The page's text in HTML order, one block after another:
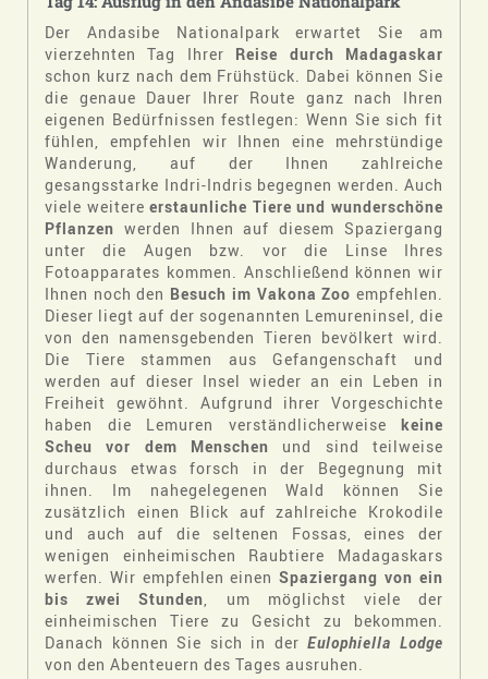
Der Andasibe Nationalpark erwartet Sie am
vierzehnten Tag Ihrer Reise durch Madagaskar
schon kurz nach dem Frühstück. Dabei können Sie
die genaue Dauer Ihrer Route ganz nach Ihren
eigenen Bedürfnissen festlegen: Wenn Sie sich fit
fühlen, empfehlen wir Ihnen eine mehrstündige
Wanderung, auf der Ihnen zahlreiche
gesangsstarke Indri-Indris begegnen werden. Auch
viele weitereerstaunliche Tiere und wunderschöne
Pflanzen werden Ihnen auf diesem Spaziergang
unter die Augen bzw. vor die Linse Ihres
Fotoapparates kommen. Anschließend können wir
Ihnen noch den Besuch im Vakona Zoo empfehlen.
Dieser liegt auf der sogenannten Lemureninsel, die
von den namensgebenden Tieren bevölkert wird.
Die Tiere stammen aus Gefangenschaft und
werden auf dieser Insel wieder an ein Leben in
Freiheit gewöhnt. Aufgrund ihrer Vorgeschichte
haben die Lemuren verständlicherweise keine
Scheu vor dem Menschen und sind teilweise
durchaus etwas forsch in der Begegnung mit
ihnen. Im nahegelegenen Wald können Sie
zusätzlich einen Blick auf zahlreiche Krokodile
und auch auf die seltenen Fossas, eines der
wenigen einheimischen Raubtiere Madagaskars
werfen. Wir empfehlen einenSpaziergang von ein
bis zwei Stunden , um möglichst viele der
einheimischen Tiere zu Gesicht zu bekommen.
Danach können Sie sich in derEulophiella Lodge
von den Abenteuern des Tages ausruhen.